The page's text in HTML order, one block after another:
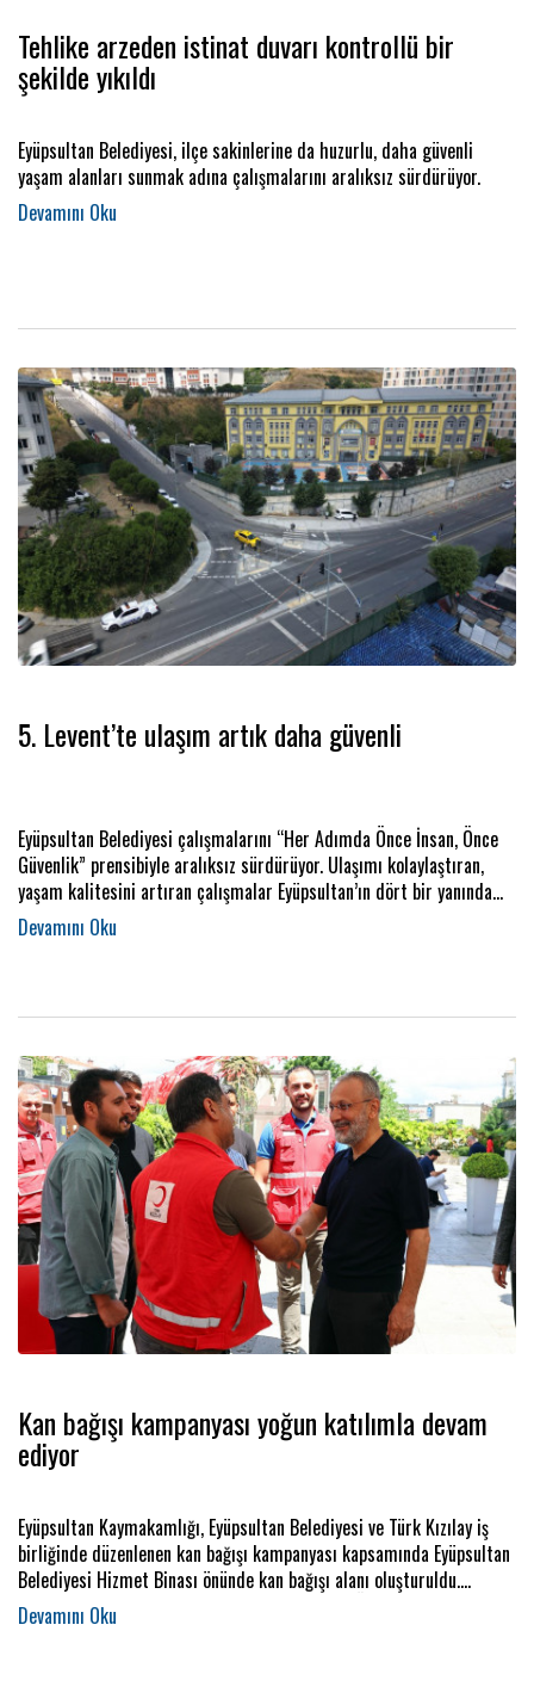
Tehlike arzeden istinat duvarı kontrollü bir
şekilde yıkıldı
Eyüpsultan Belediyesi, ilçe sakinlerine da huzurlu, daha güvenli
yaşam alanları sunmak adına çalışmalarını aralıksız sürdürüyor.
5. Levent’te ulaşım artık daha güvenli
Eyüpsultan Belediyesi çalışmalarını “Her Adımda Önce İnsan, Önce
Güvenlik” prensibiyle aralıksız sürdürüyor. Ulaşımı kolaylaştıran,
yaşam kalitesini artıran çalışmalar Eyüpsultan’ın dört bir yanında
devam ediyor.
Kan bağışı kampanyası yoğun katılımla devam
ediyor
Eyüpsultan Kaymakamlığı, Eyüpsultan Belediyesi ve Türk Kızılay iş
birliğinde düzenlenen kan bağışı kampanyası kapsamında Eyüpsultan
Belediyesi Hizmet Binası önünde kan bağışı alanı oluşturuldu.
Eyüpsultan Belediye Başkanı Dr. Mithat Bülent Özmen de alanı
ziyaret ederek kan bağışında bulunan belediye çalışanlarıyla görüştü.